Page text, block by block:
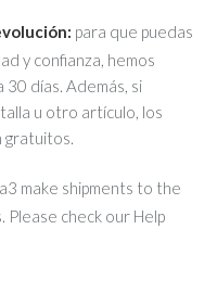
para que puedas
y confianza, hemos
días. Además, si
u otro artículo, los
gratuitos.
make shipments to the
Please check our Help